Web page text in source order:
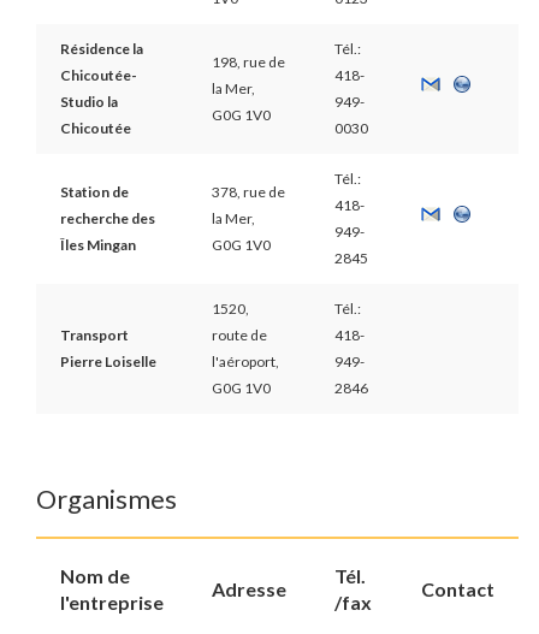
Résidence la
Chicoutée-
Studio la
Chicoutée
198, rue de
la Mer,
G0G 1V0
Tél.:
418-
949-
0030
Station de
recherche des
Îles Mingan
378, rue de
la Mer,
G0G 1V0
Tél.:
418-
949-
2845
Transport
Pierre Loiselle
1520,
route de
l'aéroport,
G0G 1V0
Tél.:
418-
949-
2846
Organismes
Nom de
l'entreprise
Adresse
Tél.
/fax
Contact